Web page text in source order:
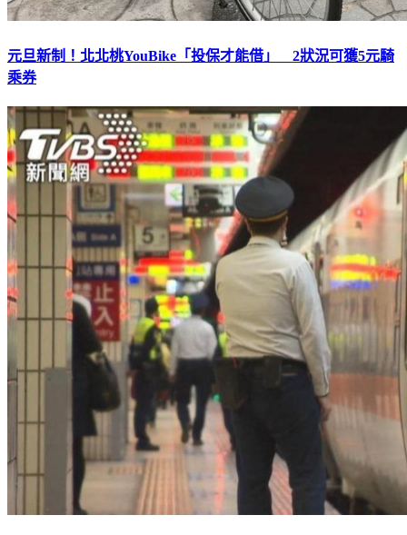
元旦新制！北北桃YouBike「投保才能借」 2狀況可獲5元騎
乘券